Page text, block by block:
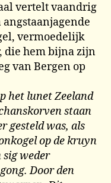
vertelt vaandrig
vermoedelijk
die hem bijna zijn
van Bergen op
het lunet Zeeland
staan
gesteld was, als
op de kruyn
sig weder
Door den